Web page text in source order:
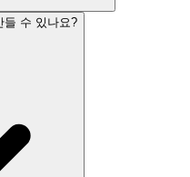
들 수 있나요?